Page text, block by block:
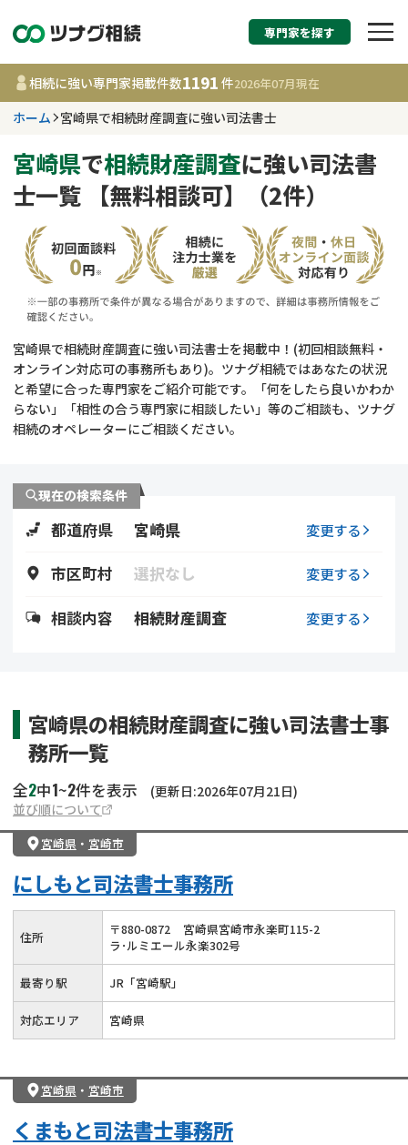
相続税申告・相続手
す
宮崎県
事務所 1191
相談内容で探す
相続登記
遺留分侵害額請求
相続人調査
コラム
相続手続き
相続登記
専門家を探す
相続に強い専門家掲載件数1191 件2026年07月現在
ホーム 宮崎県で相続財産調査に強い司法書士
宮崎県で相続財産調査に強い司法書
士一覧 【無料相談可】（2件）
宮崎県で相続財産調査に強い司法書士を掲載中！(初回相談無料・
オンライン対応可の事務所もあり)。ツナグ相続ではあなたの状況
と希望に合った専門家をご紹介可能です。「何をしたら良いかわか
らない」「相性の合う専門家に相談したい」等のご相談も、ツナグ
相続のオペレーターにご相談ください。
現在の検索条件
都道府県 宮崎県 変更する
市区町村 選択なし 変更する
相談内容 相続財産調査 変更する
宮崎県の相続財産調査に強い司法書士事
務所一覧
全2中1~2件を表示
(更新日:2026年07月21日)
並び順について
宮崎県 ・ 宮崎市
にしもと司法書士事務所
住所 〒880-0872
宮崎県宮崎市永楽町115-2
ラ･ルミエール永楽302号
最寄り駅 JR「宮崎駅」
対応エリア 宮崎県
宮崎県 ・ 宮崎市
くまもと司法書士事務所